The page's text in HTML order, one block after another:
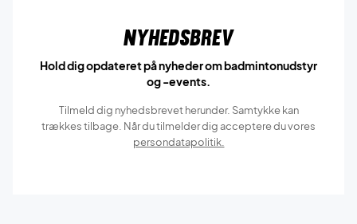
Nyhedsbrev
Hold dig opdateret på nyheder om badmintonudstyr
og -events.
Tilmeld dig nyhedsbrevet herunder. Samtykke kan
trækkes tilbage. Når du tilmelder dig acceptere du vores
persondatapolitik.